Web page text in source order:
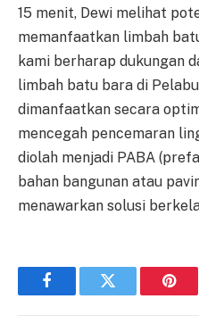
15 menit, Dewi melihat
memanfaatkan limbah
kami berharap dukungan
limbah batu bara di
dimanfaatkan secara
mencegah pencemaran
diolah menjadi PABA
bahan bangunan atau
menawarkan solusi
FacebookTwitter